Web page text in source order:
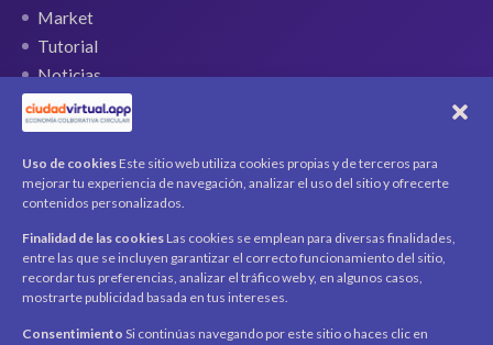
Uso de cookies Este sitio web utiliza cookies propias y de terceros para
mejorar tu experiencia de navegación, analizar el uso del sitio y ofrecerte
contenidos personalizados.
Finalidad de las cookies Las cookies se emplean para diversas finalidades,
entre las que se incluyen garantizar el correcto funcionamiento del sitio,
recordar tus preferencias, analizar el tráfico web y, en algunos casos,
mostrarte publicidad basada en tus intereses.
Consentimiento Si continúas navegando por este sitio o haces clic en
Market
Tutorial
Noticias
QR Ticket
CUENTA
Mi cuenta
Productos / Servicios
Asociados
Acerca deContactoNoticias